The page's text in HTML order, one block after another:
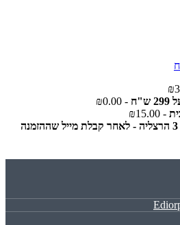
- ₪0.00
- ₪15.00
איסוף עצמי ( החושלים 3 הרצליה - לאחר קבלת מייל שההזמנה